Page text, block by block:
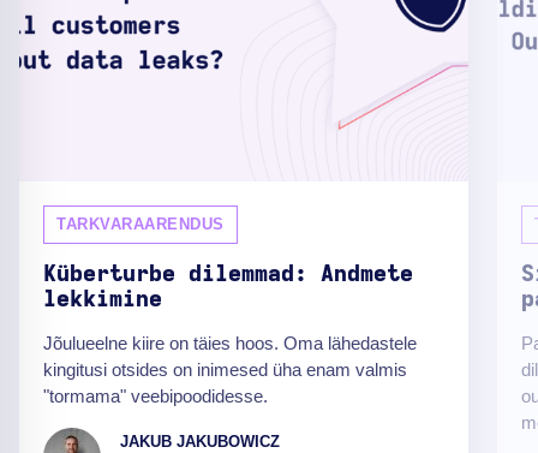
TARKVARAARENDUS
Küberturbe dilemmad: Andmete
lekkimine
Jõulueelne kiire on täies hoos. Oma lähedastele
kingitusi otsides on inimesed üha enam valmis
"tormama" veebipoodidesse.
JAKUB JAKUBOWICZ